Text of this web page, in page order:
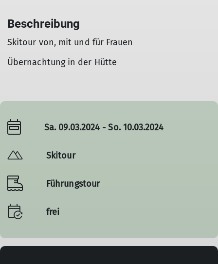
Beschreibung
Skitour von, mit und für Frauen
Übernachtung in der Hütte
Sa. 09.03.2024 - So. 10.03.2024
Skitour
Führungstour
frei